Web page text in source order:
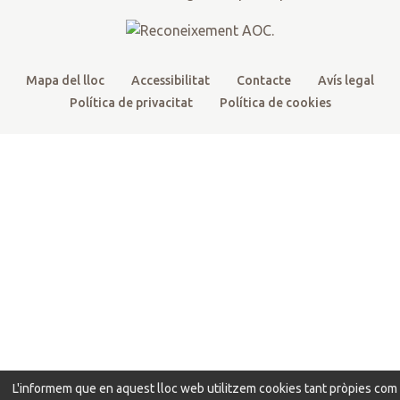
m
Mapa del lloc Accessibilitat Contacte
Avís legal
Política de privacitat
Política de cookies
L'informem que en aquest lloc web utilitzem cookies tant pròpies com